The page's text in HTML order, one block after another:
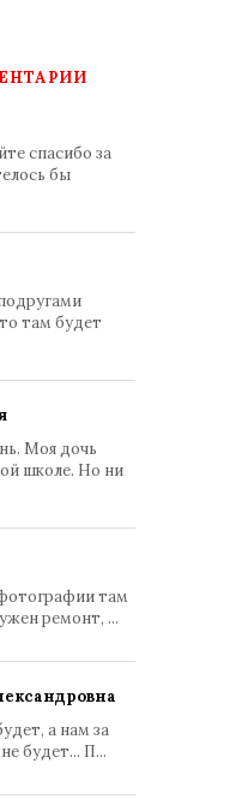
спасибо за
бы
там будет
Моя дочь
школе. Но ни
там
ремонт, ...
а нам за
будет... П...